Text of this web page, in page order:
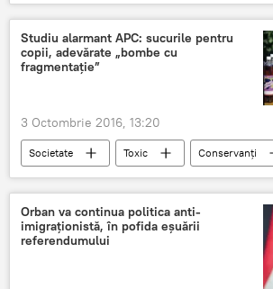
Munți Lapoviță România
Studiu alarmant APC: sucurile pentru
copii, adevărate „bombe cu
fragmentație”
3 Octombrie 2016, 13:20
Societate Toxic
Conservanți
România
SĂNĂTATE
Orban va continua politica anti-
imigraționistă, în pofida eșuării
referendumului